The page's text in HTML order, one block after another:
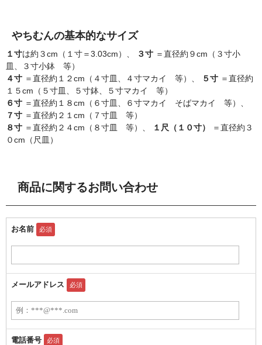
やちむんの基本的なサイズ
１寸は約３cm（１寸＝3.03cm）、 ３寸 ＝直径約９cm（３寸小
皿、３寸小鉢 等）
４寸 ＝直径約１２cm（４寸皿、４寸マカイ 等）、 ５寸 ＝直径約
１５cm（５寸皿、５寸鉢、５寸マカイ 等）
６寸 ＝直径約１８cm（６寸皿、６寸マカイ そばマカイ 等）、
７寸 ＝直径約２１cm（７寸皿 等）
８寸 ＝直径約２４cm（８寸皿 等）、 １尺（１０寸）
＝直径約３
０cm（尺皿）
商品に関するお問い合わせ
お名前 必須
メールアドレス 必須
電話番号 必須